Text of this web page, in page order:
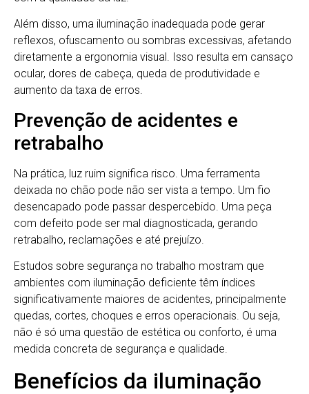
Além disso, uma iluminação inadequada pode gerar
reflexos, ofuscamento ou sombras excessivas, afetando
diretamente a ergonomia visual. Isso resulta em cansaço
ocular, dores de cabeça, queda de produtividade e
aumento da taxa de erros.
Prevenção de acidentes e
retrabalho
Na prática, luz ruim significa risco. Uma ferramenta
deixada no chão pode não ser vista a tempo. Um fio
desencapado pode passar despercebido. Uma peça
com defeito pode ser mal diagnosticada, gerando
retrabalho, reclamações e até prejuízo.
Estudos sobre segurança no trabalho mostram que
ambientes com iluminação deficiente têm índices
significativamente maiores de acidentes, principalmente
quedas, cortes, choques e erros operacionais. Ou seja,
não é só uma questão de estética ou conforto, é uma
medida concreta de segurança e qualidade.
Benefícios da iluminação